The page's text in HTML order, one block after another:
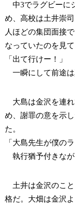
中3でラグビーに
め、高校は土井崇
人ほどの集団面接
なっていたのを見
「出て行けー！」
一瞬にして前途は
大島は金沢を連れ
め、謝罪の意を示
た。
「大島先生が僕の
執行猶予付きなが
土井は金沢のこと
格だ。大畑は金沢